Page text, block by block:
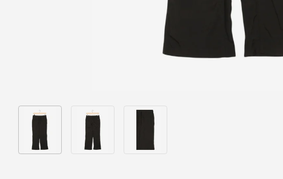
Bild 1 in Galerieansicht laden